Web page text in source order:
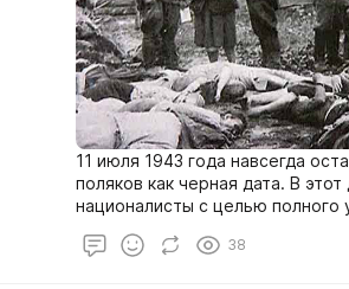
11 июля 1943 года навсегда
поляков как черная дата. В этот
националисты с целью полного
поселения, располагавшиеся на
38